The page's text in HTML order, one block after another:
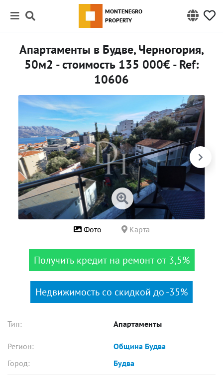
MONTENEGRO
PROPERTY
Апартаменты в Будве, Черногория,
50м2 - стоимость 135 000€ - Ref:
10606
Фото Карта
Получить кредит на ремонт от 3,5%
Недвижимость со скидкой до -35%
Тип: Апартаменты
Регион:
Община Будва
Город:
Будва